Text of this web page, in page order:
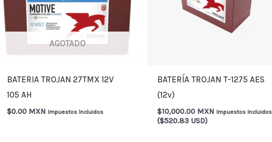
AGOTADO
BATERIA TROJAN 27TMX 12V
105 AH
$0.00 MXN Impuestos Incluidos
BATERÍA TROJAN T-1275 AES
(12v)
$10,000.00 MXN Impuestos Incluidos
($520.83 USD)